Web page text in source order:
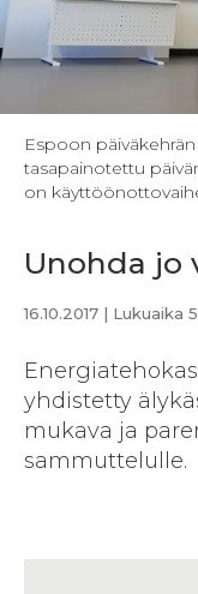
Espoon
tasapainotettu
on
Unohda jo
16.10.2017 | Lukuaika
yhdistetty
mukava ja
sammuttelulle.